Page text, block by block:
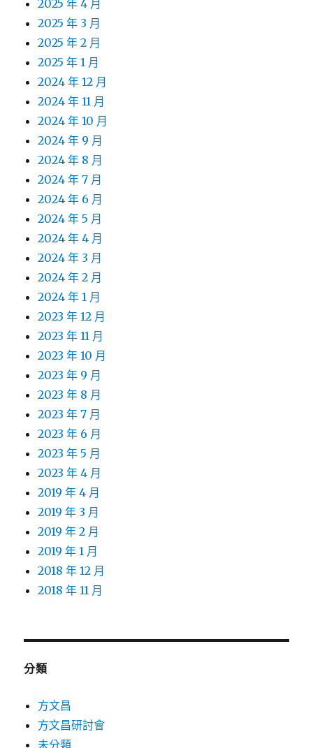
2025 年 4 月
2025 年 3 月
2025 年 2 月
2025 年 1 月
2024 年 12 月
2024 年 11 月
2024 年 10 月
2024 年 9 月
2024 年 8 月
2024 年 7 月
2024 年 6 月
2024 年 5 月
2024 年 4 月
2024 年 3 月
2024 年 2 月
2024 年 1 月
2023 年 12 月
2023 年 11 月
2023 年 10 月
2023 年 9 月
2023 年 8 月
2023 年 7 月
2023 年 6 月
2023 年 5 月
2023 年 4 月
2019 年 4 月
2019 年 3 月
2019 年 2 月
2019 年 1 月
2018 年 12 月
2018 年 11 月
分類
方文昌
方文昌研討會
未分類